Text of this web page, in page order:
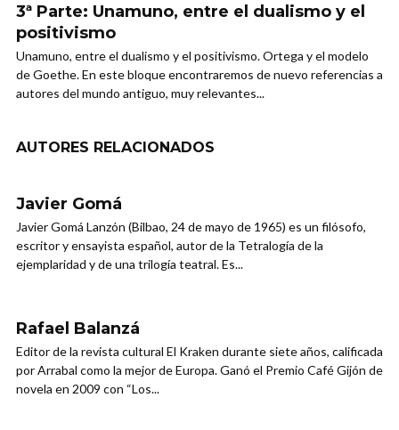
3ª Parte: Unamuno, entre el dualismo y el
positivismo
Unamuno, entre el dualismo y el positivismo. Ortega y el modelo
de Goethe. En este bloque encontraremos de nuevo referencias a
autores del mundo antiguo, muy relevantes...
AUTORES RELACIONADOS
Javier Gomá
Javier Gomá Lanzón (Bilbao, 24 de mayo de 1965)​ es un filósofo,
escritor​ y ensayista​ español, autor de la Tetralogía de la
ejemplaridad​ y de una trilogía teatral. Es...
Rafael Balanzá
Editor de la revista cultural El Kraken durante siete años, calificada
por Arrabal como la mejor de Europa. Ganó el Premio Café Gijón de
novela en 2009 con “Los...